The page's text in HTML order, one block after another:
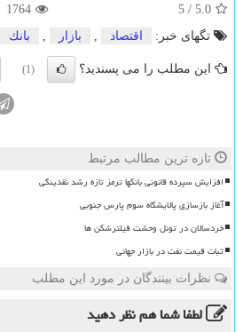
5.0
/
5
1764
تگهای خبر:
اقتصاد , بازار , بانك
این مطلب را می پسندید؟ (1)
تازه ترین مطالب مرتبط
افزایش سپرده قانونی بانکها ترمز تازه رشد نقدینگی
آغاز بازسازی پالایشگاه سوم پارس جنوبی
خردسالان در تونل وحشت فیلترشکن ها
ثبات قیمت نفت در بازار جهانی
نظرات بینندگان در مورد این مطلب
لطفا شما همنظر دهید